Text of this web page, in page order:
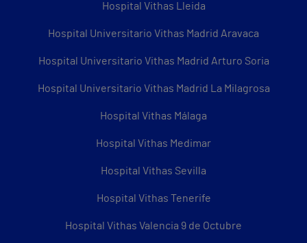
Hospital Vithas Lleida
Hospital Universitario Vithas Madrid Aravaca
Hospital Universitario Vithas Madrid Arturo Soria
Hospital Universitario Vithas Madrid La Milagrosa
Hospital Vithas Málaga
Hospital Vithas Medimar
Hospital Vithas Sevilla
Hospital Vithas Tenerife
Hospital Vithas Valencia 9 de Octubre